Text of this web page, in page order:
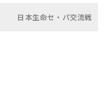
日本生命セ・パ交流戦